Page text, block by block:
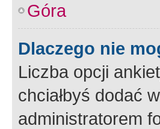
Góra
Dlaczego nie
Liczba opcji
chciałbyś dodać
administratorem